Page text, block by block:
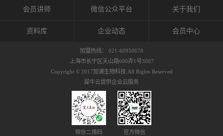
括：1）面料的伸展率、回缩率、纤维的刺激
能会给皮肤带来过度的刺激，从而引起过敏瘙
因子级联；细胞因子的连锁反应）。 如果这种
者甚至提供不需要的物质。 因此，身体所需的
自然愈合能力不仅不能发挥作用，反而会造成
恶化的环境。Kinesio肌内效贴的作用，就是解
决这些问题。 KinesioTaping ® （Kinesio贴扎
疗法）的概念是空（空间），动（流动），冷
（抑制热的上升），为了实现这些，贴布的质
作出来。 特别地，Kinesio Medical
Tappling®（Kinesio医疗贴扎）通过从皮肤表面
长时间给予适...
内流通，有助于细胞的再生和恢复。“1”“雪花”
周围进行轻柔的刺激，改善受影响的关节和肌
到辅助修复损伤组织的作用。对组织的营养供
膜，韧带和关节周围皮下组织的关节囊。 流
体力学理论加濑博士-Kinesio肌内效贴布的发明
人流体力学理论是以对日常生活产生反复影响
的纤细筋膜的性质为焦点。 筋膜容易受到外部
会员讲师 微信公众平台 关于我们
资料库 企业动态 会员中心
加盟热线： 021-60950678
上海市长宁区天山路600弄1号3007
Copyright © 2017加濑生物科技.All Rights Reserved
犀牛云提供企业云服务
微信二维码 官方微信